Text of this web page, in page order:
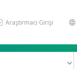
Araştırmacı Girişi